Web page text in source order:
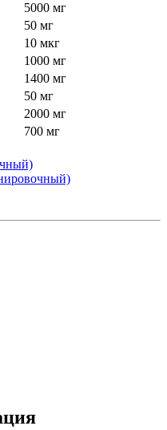
5000 мг
50 мг
10 мкг
1000 мг
1400 мг
50 мг
2000 мг
700 мг